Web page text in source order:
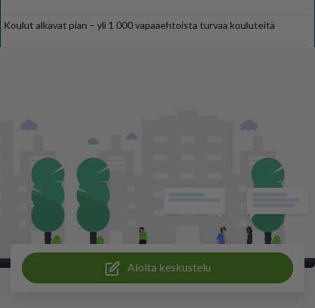
Koulut alkavat pian – yli 1 000 vapaaehtoista turvaa kouluteitä
Aloita keskustelu